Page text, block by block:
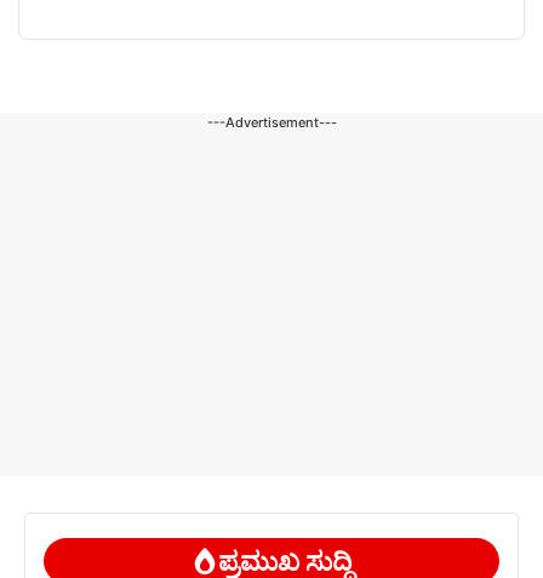
---Advertisement---
ಪ್ರಮುಖ ಸುದ್ದಿ